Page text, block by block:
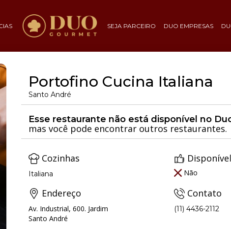
SEJA PARCEIRO DUO EMPRESAS
Portofino Cucina Italiana
Santo André
Esse restaurante não está disponível no
mas você pode encontrar outros restaurantes.
Cozinhas
Italiana Não
Endereço
Av. Industrial, 600. Jardim
Santo André
Contato
(11) 4436-2112